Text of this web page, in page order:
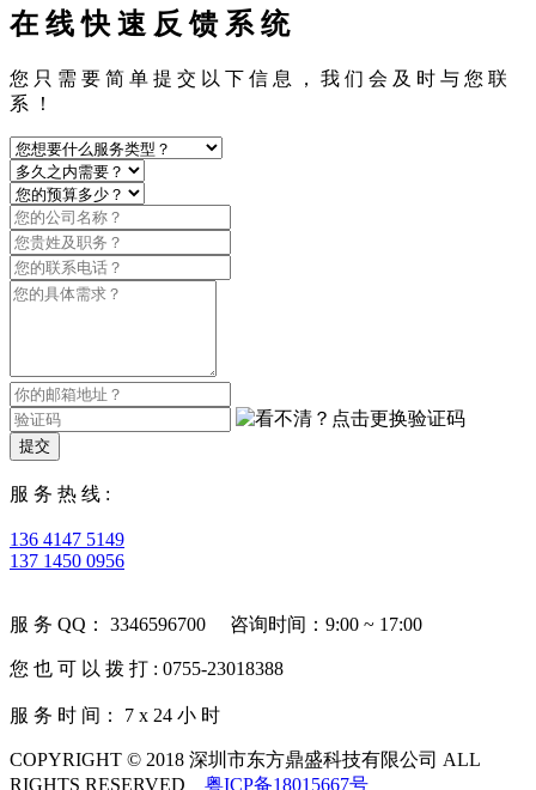
在 线 快 速 反 馈 系 统
您 只 需 要 简 单 提 交 以 下 信 息 ， 我 们 会 及 时 与 您 联
系 ！
提交
服 务 热 线 :
136 4147 5149
137 1450 0956
服 务 QQ： 3346596700 咨询时间：9:00 ~ 17:00
您 也 可 以 拨 打 : 0755-23018388
服 务 时 间： 7 x 24 小 时
COPYRIGHT © 2018 深圳市东方鼎盛科技有限公司 ALL
RIGHTS RESERVED 粤ICP备18015667号